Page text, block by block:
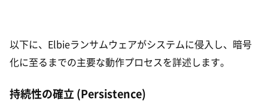
以下に、Elbieランサムウェアがシステムに侵入し、暗号
化に至るまでの主要な動作プロセスを詳述します。
持続性の確立 (Persistence)